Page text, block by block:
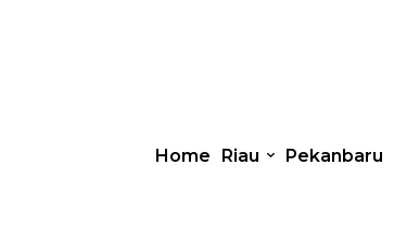
Home Riau Pekanbaru